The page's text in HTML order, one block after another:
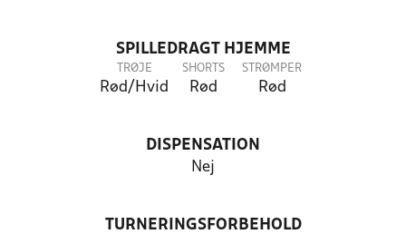
SPILLEDRAGT HJEMME
TRØJE
Rød/Hvid
SHORTS
Rød
STRØMPER
Rød
DISPENSATION
Nej
TURNERINGSFORBEHOLD